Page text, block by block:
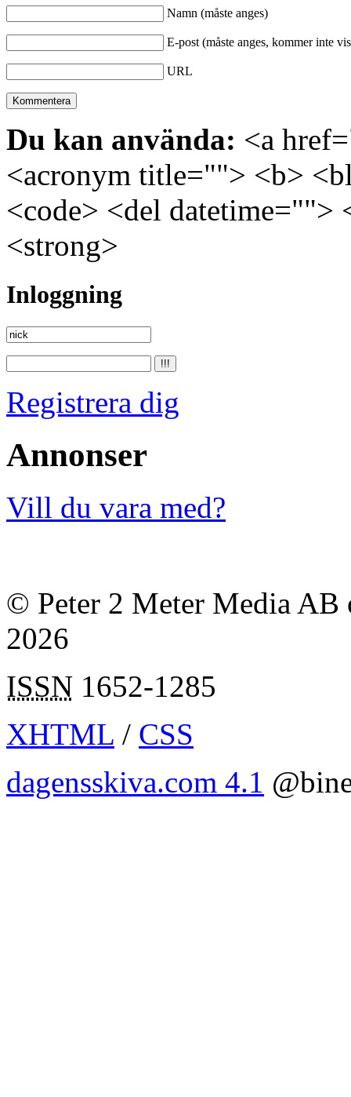
Namn (måste anges)
E-post (måste anges, kommer inte
URL
Du kan använda: <a
<acronym title=""> <b>
<code> <del
<strong>
Inloggning
Registrera dig
Annonser
Vill du vara med?
© Peter 2 Meter Media AB
2026
ISSN 1652-1285
XHTML / CSS
dagensskiva.com 4.1